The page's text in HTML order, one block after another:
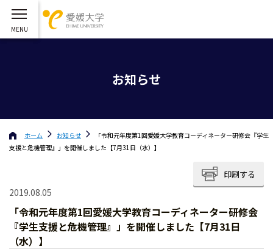
お知らせ
ホーム お知らせ
「令和元年度第1回愛媛大学教育コーディネーター研修会『学生
支援と危機管理』」を開催しました【7月31日（水）】
印刷する
2019.08.05
「令和元年度第1回愛媛大学教育コーディネーター研修会
『学生支援と危機管理』」を開催しました【7月31日
（水）】